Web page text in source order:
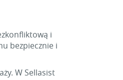
i
bezpiecznie i
W Sellasist